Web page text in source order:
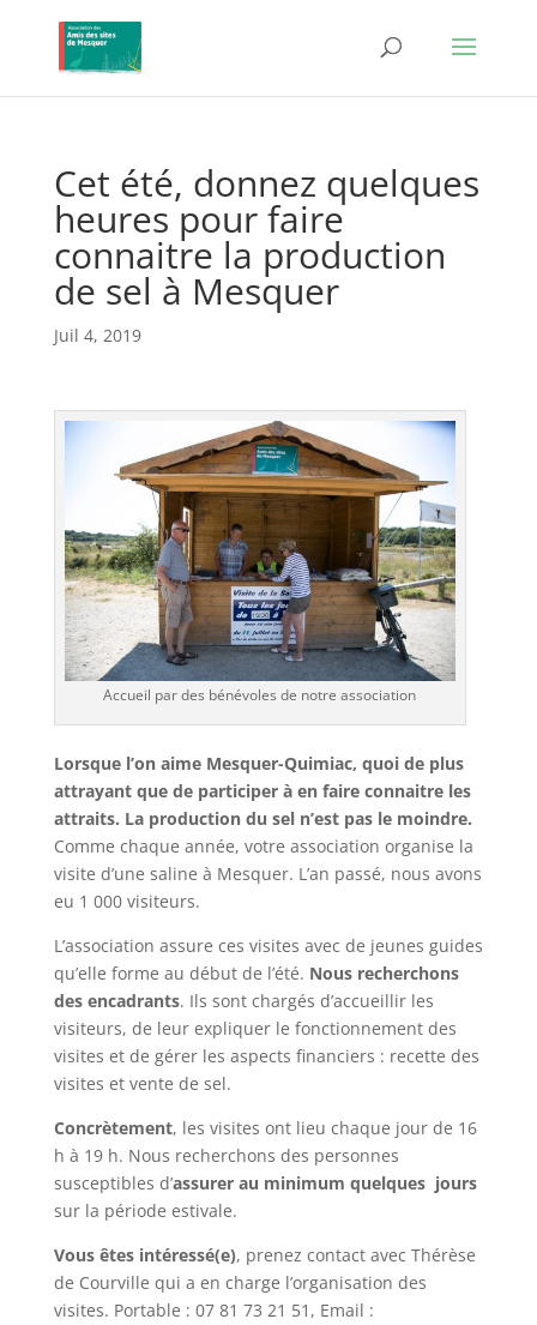
Cet été, donnez quelques
heures pour faire
connaitre la production
de sel à Mesquer
Juil 4, 2019
Accueil par des bénévoles de notre association
Lorsque l’on aime Mesquer-Quimiac, quoi de plus
attrayant que de participer à en faire connaitre les
attraits. La production du sel n’est pas le moindre.
Comme chaque année, votre association organise la
visite d’une saline à Mesquer. L’an passé, nous avons
eu 1 000 visiteurs.
L’association assure ces visites avec de jeunes guides
qu’elle forme au début de l’été. Nous recherchons
des encadrants. Ils sont chargés d’accueillir les
visiteurs, de leur expliquer le fonctionnement des
visites et de gérer les aspects financiers : recette des
visites et vente de sel.
Concrètement, les visites ont lieu chaque jour de 16
h à 19 h. Nous recherchons des personnes
susceptibles d’assurer au minimum quelques jours
sur la période estivale.
Vous êtes intéressé(e), prenez contact avec Thérèse
de Courville qui a en charge l’organisation des
visites. Portable : 07 81 73 21 51, Email :